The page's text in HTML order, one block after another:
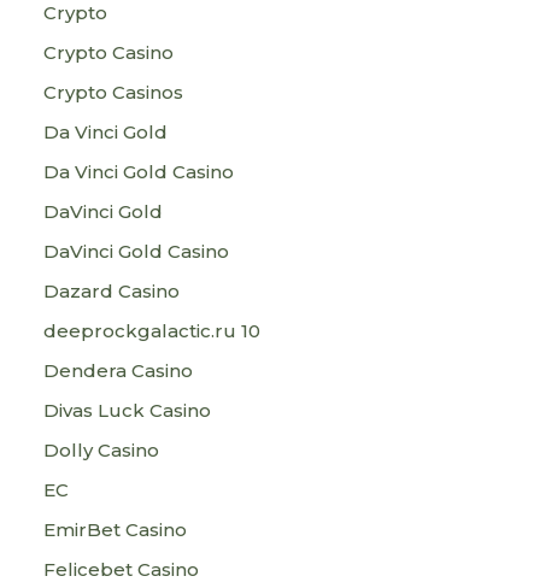
Crypto
Crypto Casino
Crypto Casinos
Da Vinci Gold
Da Vinci Gold Casino
DaVinci Gold
DaVinci Gold Casino
Dazard Casino
deeprockgalactic.ru 10
Dendera Casino
Divas Luck Casino
Dolly Casino
EC
EmirBet Casino
Felicebet Casino